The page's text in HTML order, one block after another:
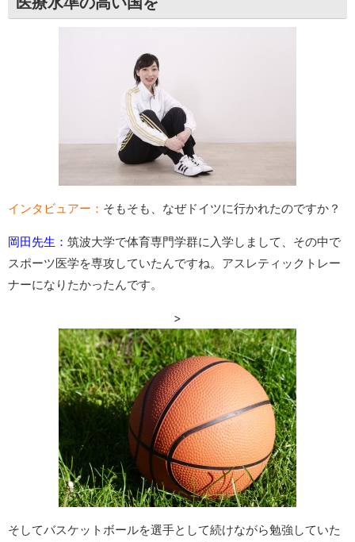
インタビュアー： そもそも、なぜドイツに行かれたのですか？
岡田先生： 筑波大学で体育専門学群に入学しまして、その中で
スポーツ医学を専攻していたんですね。アスレティックトレー
ナーになりたかったんです。
>
そしてバスケットボールを選手として続けながら勉強していた